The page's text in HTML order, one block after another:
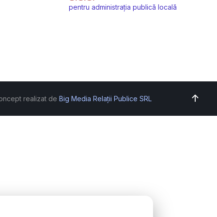
pentru administrația publică locală
realizat de Big Media Relații Publice SRL